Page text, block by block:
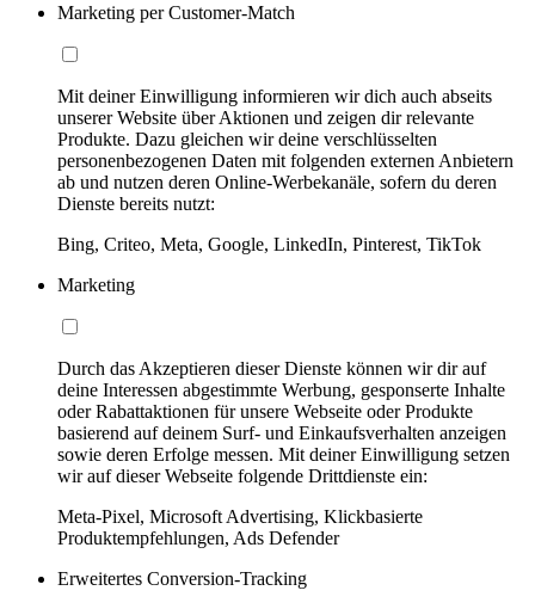
Marketing per Customer-Match
Mit deiner Einwilligung informieren wir dich auch abseits
unserer Website über Aktionen und zeigen dir relevante
Produkte. Dazu gleichen wir deine verschlüsselten
personenbezogenen Daten mit folgenden externen Anbietern
ab und nutzen deren Online-Werbekanäle, sofern du deren
Dienste bereits nutzt:
Bing, Criteo, Meta, Google, LinkedIn, Pinterest, TikTok
Marketing
Durch das Akzeptieren dieser Dienste können wir dir auf
deine Interessen abgestimmte Werbung, gesponserte Inhalte
oder Rabattaktionen für unsere Webseite oder Produkte
basierend auf deinem Surf- und Einkaufsverhalten anzeigen
sowie deren Erfolge messen. Mit deiner Einwilligung setzen
wir auf dieser Webseite folgende Drittdienste ein:
Meta-Pixel, Microsoft Advertising, Klickbasierte
Produktempfehlungen, Ads Defender
Erweitertes Conversion-Tracking